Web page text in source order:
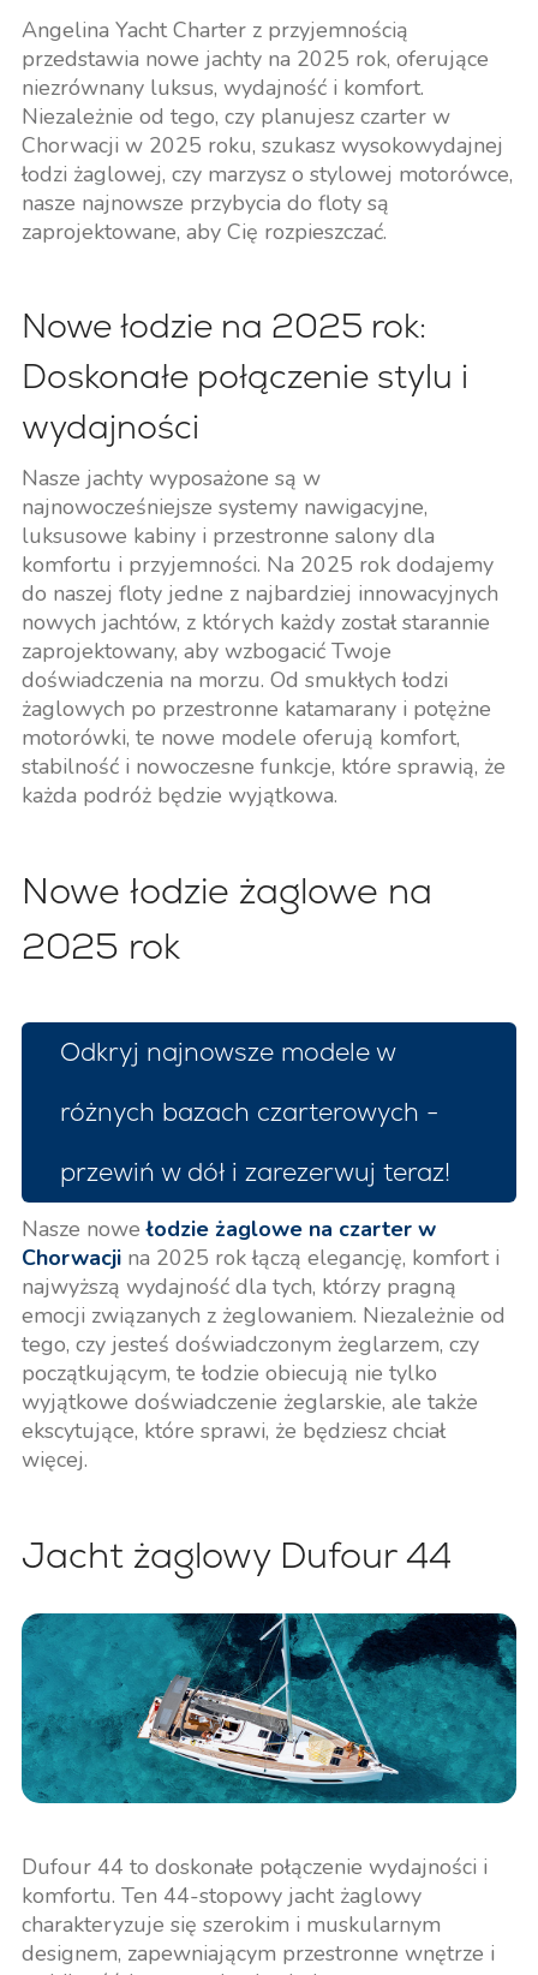
Angelina Yacht Charter z przyjemnością
przedstawia nowe jachty na 2025 rok, oferujące
niezrównany luksus, wydajność i komfort.
Niezależnie od tego, czy planujesz czarter w
Chorwacji w 2025 roku, szukasz wysokowydajnej
łodzi żaglowej, czy marzysz o stylowej motorówce,
nasze najnowsze przybycia do floty są
zaprojektowane, aby Cię rozpieszczać.
Nowe łodzie na 2025 rok:
Doskonałe połączenie stylu i
wydajności
Nasze jachty wyposażone są w
najnowocześniejsze systemy nawigacyjne,
luksusowe kabiny i przestronne salony dla
komfortu i przyjemności. Na 2025 rok dodajemy
do naszej floty jedne z najbardziej innowacyjnych
nowych jachtów, z których każdy został starannie
zaprojektowany, aby wzbogacić Twoje
doświadczenia na morzu. Od smukłych łodzi
żaglowych po przestronne katamarany i potężne
motorówki, te nowe modele oferują komfort,
stabilność i nowoczesne funkcje, które sprawią, że
każda podróż będzie wyjątkowa.
Nowe łodzie żaglowe na
2025 rok
Odkryj najnowsze modele w
różnych bazach czarterowych -
przewiń w dół i zarezerwuj teraz!
Nasze nowełodzie żaglowe na czarter w
Chorwacjina 2025 rok łączą elegancję, komfort i
najwyższą wydajność dla tych, którzy pragną
emocji związanych z żeglowaniem. Niezależnie od
tego, czy jesteś doświadczonym żeglarzem, czy
początkującym, te łodzie obiecują nie tylko
wyjątkowe doświadczenie żeglarskie, ale także
ekscytujące, które sprawi, że będziesz chciał
więcej.
Jacht żaglowy Dufour 44
Dufour 44 to doskonałe połączenie wydajności i
komfortu. Ten 44-stopowy jacht żaglowy
charakteryzuje się szerokim i muskularnym
designem, zapewniającym przestronne wnętrze i